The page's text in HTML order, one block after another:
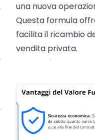
una nuova
Questa formula
facilita il ricambio
vendita privata.